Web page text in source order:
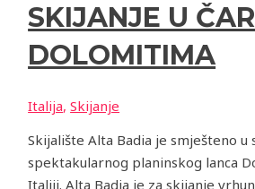
SKIJANJE U
DOLOMITIMA
Italija,Skijanje
Skijalište Alta Badia je smješteno u
spektakularnog planinskog lanca
Italiji. Alta Badia je za skijanje